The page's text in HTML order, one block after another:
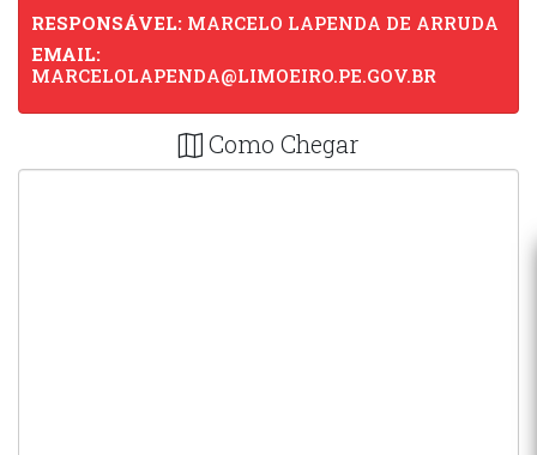
RESPONSÁVEL: MARCELO LAPENDA DE ARRUDA
EMAIL:
MARCELOLAPENDA@LIMOEIRO.PE.GOV.BR
Como Chegar